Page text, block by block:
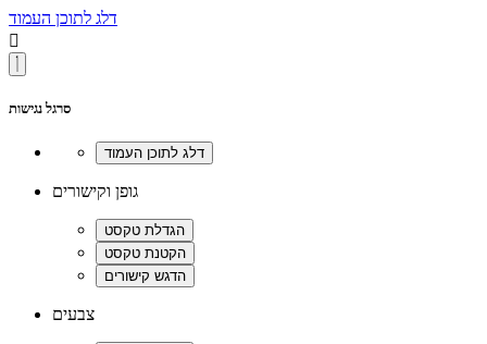
דלג לתוכן העמוד

סרגל נגישות
גופן וקישורים
צבעים